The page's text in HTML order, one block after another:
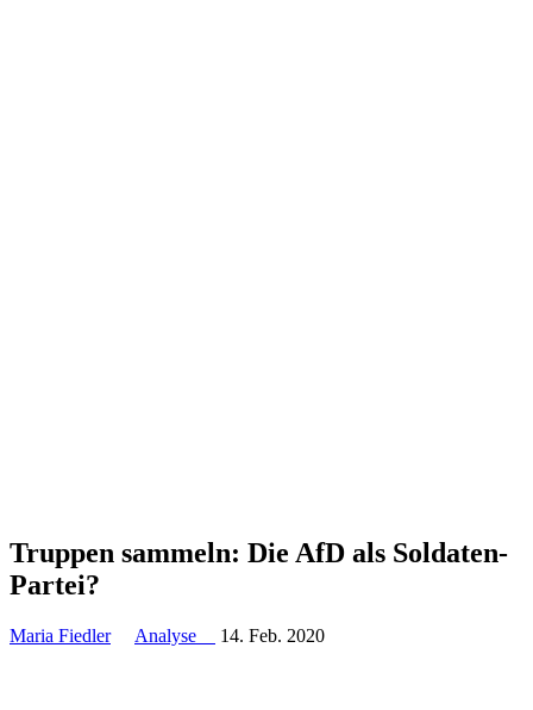
Truppen sammeln: Die AfD als Soldaten-
Partei?
Maria Fiedler Analyse 14. Feb. 2020